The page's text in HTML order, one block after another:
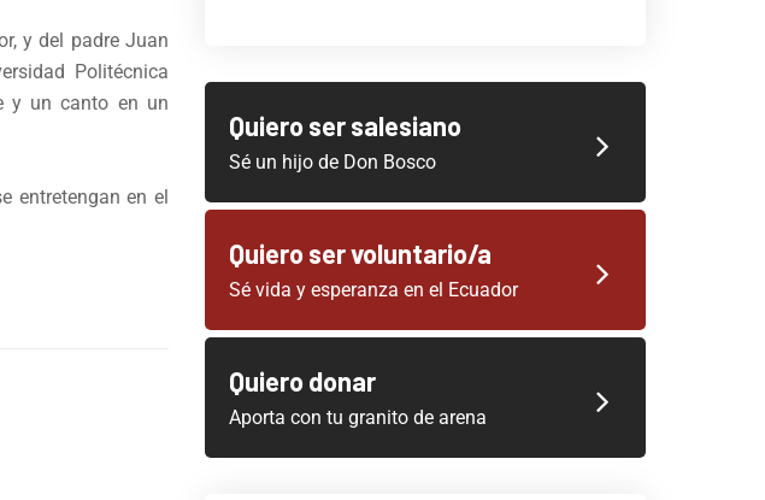
y del padre Juan
Politécnica
y un canto en un
entretengan en el
Quiero ser salesiano
Sé un hijo de Don Bosco
Quiero ser voluntario/a
Sé vida y esperanza en el Ecuador
Quiero donar
Aporta con tu granito de arena